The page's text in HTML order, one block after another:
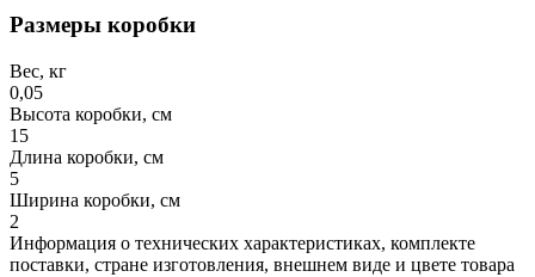
Размеры коробки
Вес, кг
0,05
Высота коробки, см
15
Длина коробки, см
5
Ширина коробки, см
2
Информация о технических характеристиках, комплекте
поставки, стране изготовления, внешнем виде и цвете товара